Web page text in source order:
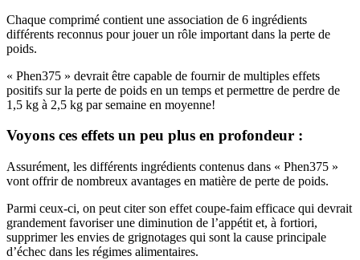
Chaque comprimé contient une association de 6 ingrédients
différents reconnus pour jouer un rôle important dans la perte de
poids.
« Phen375 » devrait être capable de fournir de multiples effets
positifs sur la perte de poids en un temps et permettre de perdre de
1,5 kg à 2,5 kg par semaine en moyenne!
Voyons ces effets un peu plus en profondeur :
Assurément, les différents ingrédients contenus dans « Phen375 »
vont offrir de nombreux avantages en matière de perte de poids.
Parmi ceux-ci, on peut citer son effet coupe-faim efficace qui devrait
grandement favoriser une diminution de l’appétit et, à fortiori,
supprimer les envies de grignotages qui sont la cause principale
d’échec dans les régimes alimentaires.